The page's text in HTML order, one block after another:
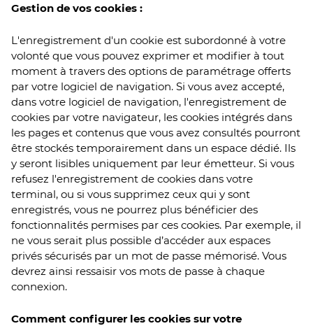
Gestion de vos cookies :
L'enregistrement d'un cookie est subordonné à votre
volonté que vous pouvez exprimer et modifier à tout
moment à travers des options de paramétrage offerts
par votre logiciel de navigation. Si vous avez accepté,
dans votre logiciel de navigation, l'enregistrement de
cookies par votre navigateur, les cookies intégrés dans
les pages et contenus que vous avez consultés pourront
être stockés temporairement dans un espace dédié. Ils
y seront lisibles uniquement par leur émetteur. Si vous
refusez l'enregistrement de cookies dans votre
terminal, ou si vous supprimez ceux qui y sont
enregistrés, vous ne pourrez plus bénéficier des
fonctionnalités permises par ces cookies. Par exemple, il
ne vous serait plus possible d’accéder aux espaces
privés sécurisés par un mot de passe mémorisé. Vous
devrez ainsi ressaisir vos mots de passe à chaque
connexion.
Comment configurer les cookies sur votre